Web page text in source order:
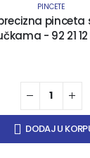
PINCETE
precizna
- 92 21 12
DODAJ U